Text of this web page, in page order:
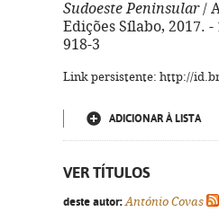
Sudoeste Peninsular/
Edições Sílabo, 2017. -
918-3
Link persistente: http://
ADICIONAR À LISTA
VER TÍTULOS
deste autor: António Covas